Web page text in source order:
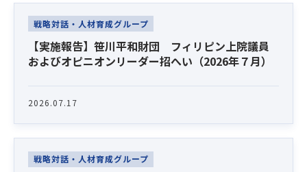
Latest News
戦略対話・人材育成グループ
【実施報告】笹川平和財団 フィリピン上院議員
およびオピニオンリーダー招へい（2026年７月）
2026.07.17
戦略対話・人材育成グループ